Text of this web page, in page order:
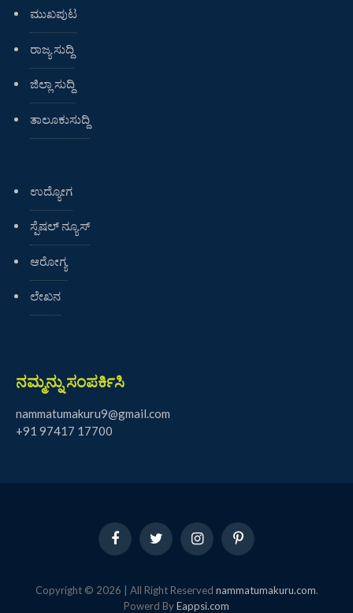
ಮುಖಪುಟ
ರಾಜ್ಯ ಸುದ್ದಿ
ಜಿಲ್ಲಾ ಸುದ್ದಿ
ತಾಲೂಕುಸುದ್ದಿ
ಉದ್ಯೋಗ
ಸ್ಪೆಷಲ್ ನ್ಯೂಸ್
ಆರೋಗ್ಯ
ಲೇಖನ
ನಮ್ಮನ್ನು ಸಂಪರ್ಕಿಸಿ
nammatumakuru9@gmail.com
+91 97417 17700
FacebookTwitter InstagramPinterest
Copyright © 2026 | All Right Reserved nammatumakuru.com.
Powerd ByEappsi.com